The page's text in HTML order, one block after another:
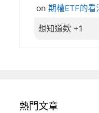
on 期權ETF的看
想知道欸 +1
熱門文章